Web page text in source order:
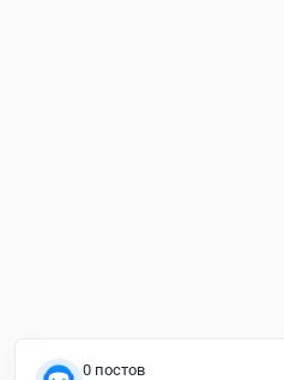
0 постов